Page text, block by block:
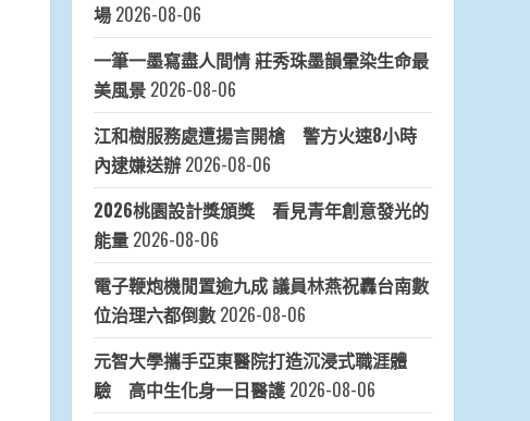
場 2026-08-06
一筆一墨寫盡人間情 莊秀珠墨韻暈染生命最
美風景 2026-08-06
江和樹服務處遭揚言開槍 警方火速8小時
內逮嫌送辦 2026-08-06
2026桃園設計獎頒獎 看見青年創意發光的
能量 2026-08-06
電子鞭炮機閒置逾九成 議員林燕祝轟台南數
位治理六都倒數 2026-08-06
元智大學攜手亞東醫院打造沉浸式職涯體
驗 高中生化身一日醫護 2026-08-06